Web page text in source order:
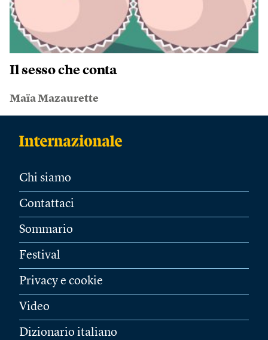
Il sesso che conta
Maïa Mazaurette
Chi siamo
Contattaci
Sommario
Festival
Privacy e cookie
Video
Dizionario italiano